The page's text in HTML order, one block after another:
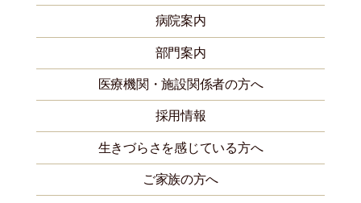
病院案内
部門案内
医療機関・施設関係者の方へ
採用情報
生きづらさを感じている方へ
ご家族の方へ